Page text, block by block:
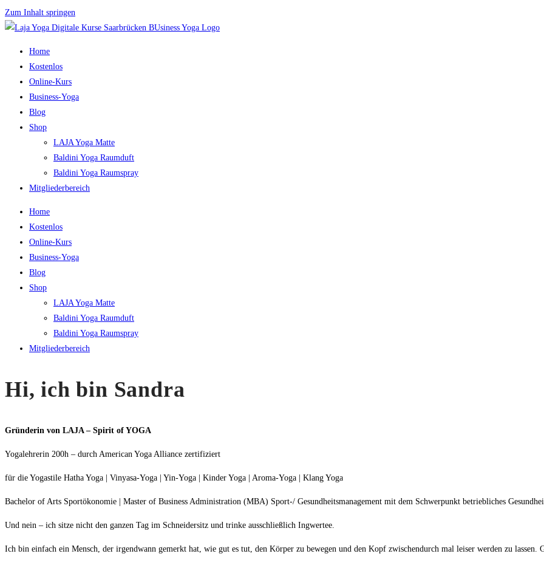
Zum Inhalt springen
Home
Kostenlos
Online-Kurs
Business-Yoga
Blog
Shop
LAJA Yoga Matte
Baldini Yoga Raumduft
Baldini Yoga Raumspray
Mitgliederbereich
Home
Kostenlos
Online-Kurs
Business-Yoga
Blog
Shop
LAJA Yoga Matte
Baldini Yoga Raumduft
Baldini Yoga Raumspray
Mitgliederbereich
Hi, ich bin Sandra
Gründerin von LAJA – Spirit of YOGA
Yogalehrerin 200h – durch American Yoga Alliance zertifiziert
für die Yogastile Hatha Yoga | Vinyasa-Yoga | Yin-Yoga | Kinder Yoga | Aroma-Yoga | Klang Yoga
Bachelor of Arts Sportökonomie | Master of Business Administration (MBA) Sport-/ Gesundheitsmanagement mit dem Schwerpunkt betriebliches
Und nein – ich sitze nicht den ganzen Tag im Schneidersitz und trinke ausschließlich Ingwertee.
Ich bin einfach ein Mensch, der irgendwann gemerkt hat, wie gut es tut, den Körper zu bewegen und den Kopf zwischendurch mal leiser werden zu lassen.